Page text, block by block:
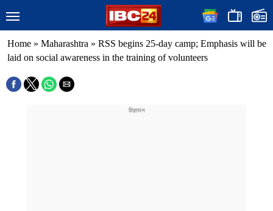
Home » Maharashtra » RSS begins 25-day camp; Emphasis will be
laid on social awareness in the training of volunteers